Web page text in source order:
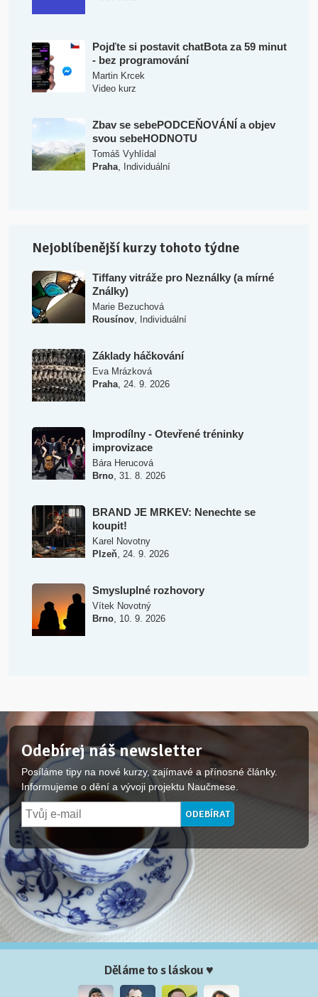
Pojďte si postavit chatBota za 59 minut
- bez programování
Martin Krcek
Video kurz
Zbav se sebePODCEŇOVÁNÍ a objev
svou sebeHODNOTU
Tomáš Vyhlídal
Praha, Individuální
Nejoblíbenější kurzy tohoto týdne
Tiffany vitráže pro Neználky (a mírné
Ználky)
Marie Bezuchová
Rousínov, Individuální
Základy háčkování
Eva Mrázková
Praha, 24. 9. 2026
Improdílny - Otevřené tréninky
improvizace
Bára Herucová
Brno, 31. 8. 2026
BRAND JE MRKEV: Nenechte se
koupit!
Karel Novotny
Plzeň, 24. 9. 2026
Smysluplné rozhovory
Vítek Novotný
Brno, 10. 9. 2026
Odebírej náš newsletter
Posíláme tipy na nové kurzy, zajímavé a přínosné články.
Informujeme o dění a vývoji projektu Naučmese.
Děláme to s láskou ♥